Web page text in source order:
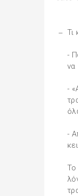
Τι
-
να
-
-
Το